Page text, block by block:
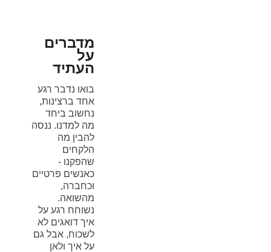
מדברים
על
העתיד
בואו נדבר רגע
אחד ברצינות,
נחשוב ביחד
מה למדנו. ננסה
להבין מה
הלקחים
שהפקנו -
כאנשים פרטיים
וכחברה,
מהשואה.
נשוחח רגע על
איך דואגים לא
לשכוח, אבל גם
על איך ולאן